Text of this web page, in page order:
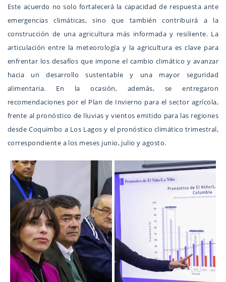
Este acuerdo no solo fortalecerá la capacidad de respuesta ante
emergencias climáticas, sino que también contribuirá a la
construcción de una agricultura más informada y resiliente. La
articulación entre la meteorología y la agricultura es clave para
enfrentar los desafíos que impone el cambio climático y avanzar
hacia un desarrollo sustentable y una mayor seguridad
alimentaria. En la ocasión, además, se entregaron
recomendaciones por el Plan de Invierno para el sector agrícola,
frente al pronóstico de lluvias y vientos emitido para las regiones
desde Coquimbo a Los Lagos y el pronóstico climático trimestral,
correspondiente a los meses junio, julio y agosto.